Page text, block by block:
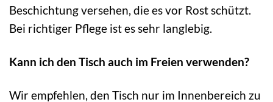
Beschichtung versehen, die es vor Rost schützt.
Bei richtiger Pflege ist es sehr langlebig.
Kann ich den Tisch auch im Freien verwenden?
Wir empfehlen, den Tisch nur im Innenbereich zu